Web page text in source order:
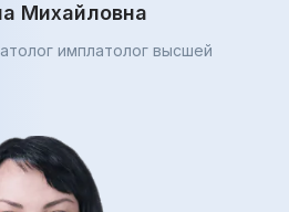
Михайловна
имплатолог высшей